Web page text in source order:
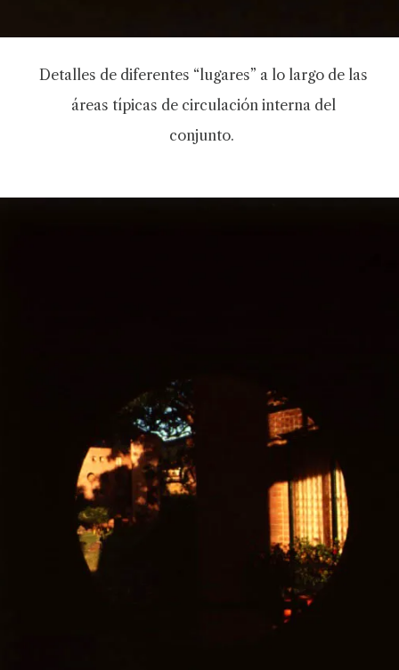
Detalles de diferentes “lugares” a lo largo de las
áreas típicas de circulación interna del
conjunto.